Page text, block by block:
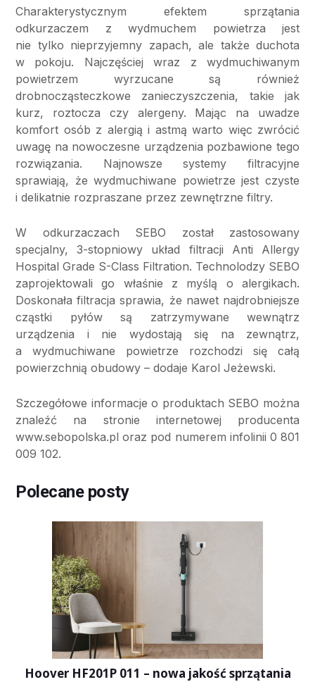
Charakterystycznym efektem sprzątania
odkurzaczem z wydmuchem powietrza jest
nie tylko nieprzyjemny zapach, ale także duchota
w pokoju. Najczęściej wraz z wydmuchiwanym
powietrzem wyrzucane są również
drobnocząsteczkowe zanieczyszczenia, takie jak
kurz, roztocza czy alergeny. Mając na uwadze
komfort osób z alergią i astmą warto więc zwrócić
uwagę na nowoczesne urządzenia pozbawione tego
rozwiązania. Najnowsze systemy filtracyjne
sprawiają, że wydmuchiwane powietrze jest czyste
i delikatnie rozpraszane przez zewnętrzne filtry.
W odkurzaczach SEBO został zastosowany
specjalny, 3-stopniowy układ filtracji Anti Allergy
Hospital Grade S-Class Filtration. Technolodzy SEBO
zaprojektowali go właśnie z myślą o alergikach.
Doskonała filtracja sprawia, że nawet najdrobniejsze
cząstki pyłów są zatrzymywane wewnątrz
urządzenia i nie wydostają się na zewnątrz,
a wydmuchiwane powietrze rozchodzi się całą
powierzchnią obudowy – dodaje Karol Jeżewski.
Szczegółowe informacje o produktach SEBO można
znaleźć na stronie internetowej producenta
www.sebopolska.pl oraz pod numerem infolinii 0 801
009 102.
Polecane posty
Hoover HF201P 011 – nowa jakość sprzątania